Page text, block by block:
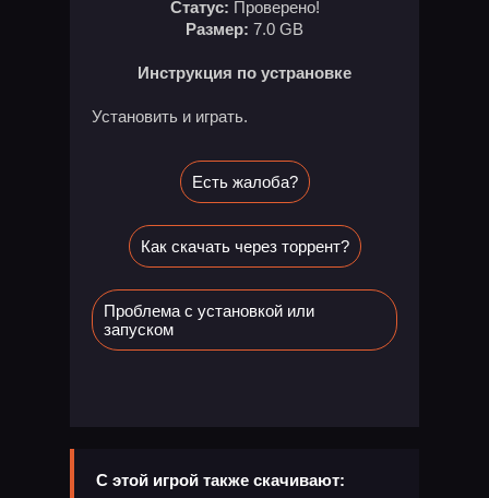
Статус: Проверено!
Размер: 7.0 GB
Инструкция по устрановке
Установить и играть.
Есть жалоба?
Как скачать через торрент?
Проблема с установкой или
запуском
С этой игрой также скачивают: